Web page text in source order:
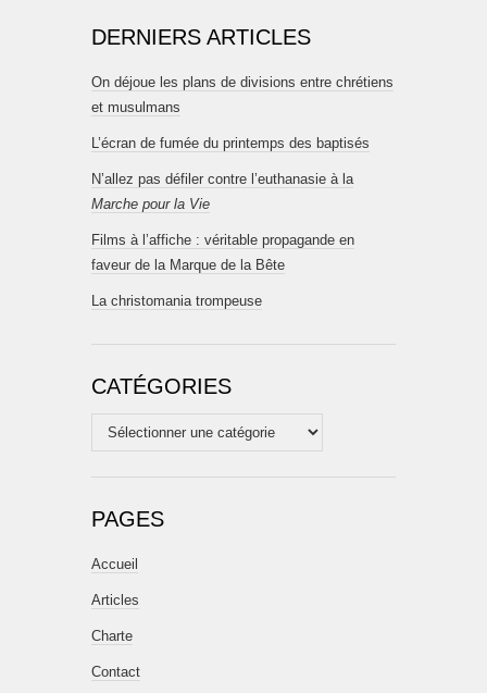
DERNIERS ARTICLES
On déjoue les plans de divisions entre chrétiens
et musulmans
L’écran de fumée du printemps des baptisés
N’allez pas défiler contre l’euthanasie à la
Marche pour la Vie
Films à l’affiche : véritable propagande en
faveur de la Marque de la Bête
La christomania trompeuse
CATÉGORIES
Catégories
PAGES
Accueil
Articles
Charte
Contact